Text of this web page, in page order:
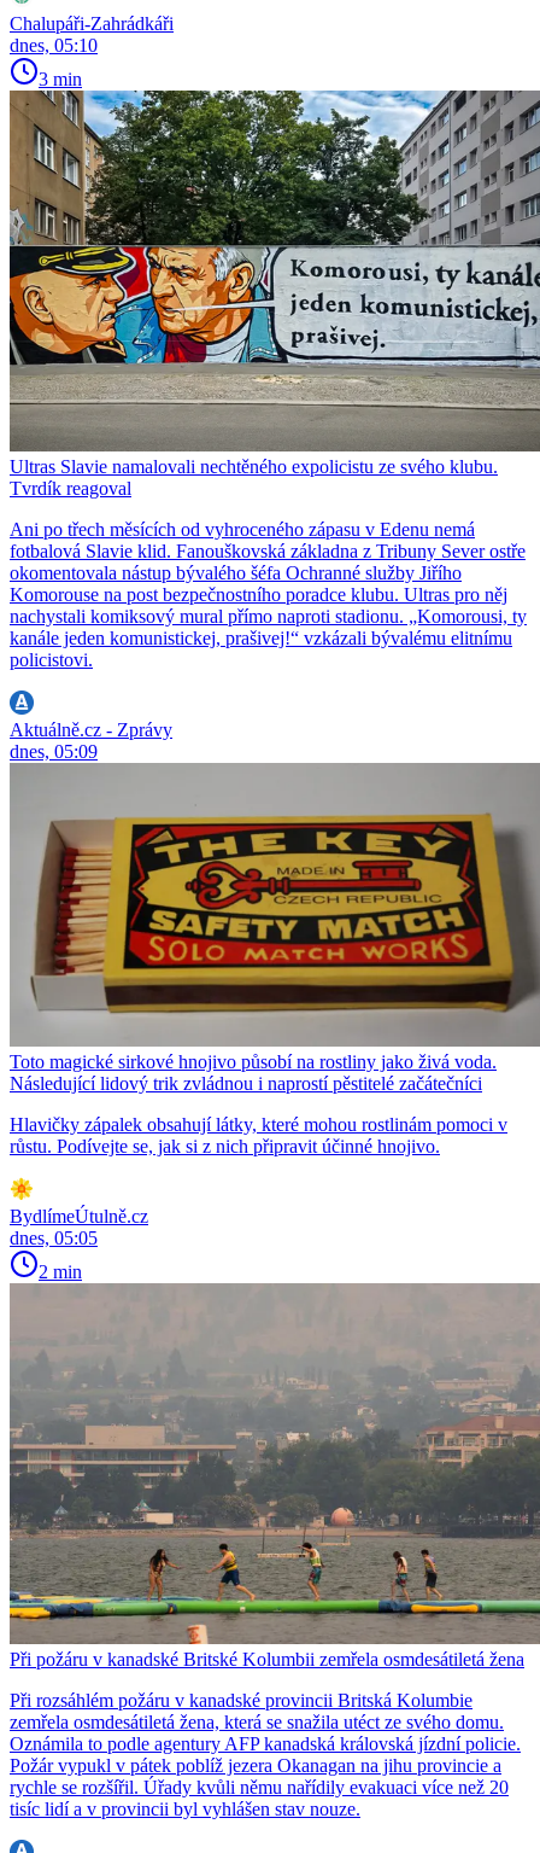
Chalupáři-Zahrádkáři
dnes, 05:10
3 min
Ultras Slavie namalovali nechtěného expolicistu ze svého klubu.
Tvrdík reagoval
Ani po třech měsících od vyhroceného zápasu v Edenu nemá
fotbalová Slavie klid. Fanouškovská základna z Tribuny Sever ostře
okomentovala nástup bývalého šéfa Ochranné služby Jiřího
Komorouse na post bezpečnostního poradce klubu. Ultras pro něj
nachystali komiksový mural přímo naproti stadionu. „Komorousi, ty
kanále jeden komunistickej, prašivej!“ vzkázali bývalému elitnímu
policistovi.
Aktuálně.cz - Zprávy
dnes, 05:09
Toto magické sirkové hnojivo působí na rostliny jako živá voda.
Následující lidový trik zvládnou i naprostí pěstitelé začátečníci
Hlavičky zápalek obsahují látky, které mohou rostlinám pomoci v
růstu. Podívejte se, jak si z nich připravit účinné hnojivo.
BydlímeÚtulně.cz
dnes, 05:05
2 min
Při požáru v kanadské Britské Kolumbii zemřela osmdesátiletá žena
Při rozsáhlém požáru v kanadské provincii Britská Kolumbie
zemřela osmdesátiletá žena, která se snažila utéct ze svého domu.
Oznámila to podle agentury AFP kanadská královská jízdní policie.
Požár vypukl v pátek poblíž jezera Okanagan na jihu provincie a
rychle se rozšířil. Úřady kvůli němu nařídily evakuaci více než 20
tisíc lidí a v provincii byl vyhlášen stav nouze.